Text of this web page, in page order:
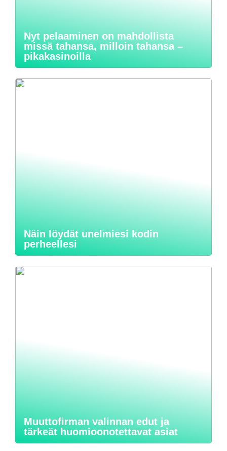
Nyt pelaaminen on mahdollista
missä tahansa, milloin tahansa –
pikakasinoilla
Näin löydät unelmiesi kodin
perheellesi
Muuttofirman valinnan edut ja
tärkeät huomioonotettavat asiat